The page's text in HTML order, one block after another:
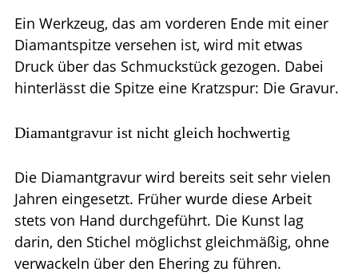
Ein Werkzeug, das am vorderen Ende mit einer
Diamantspitze versehen ist, wird mit etwas
Druck über das Schmuckstück gezogen. Dabei
hinterlässt die Spitze eine Kratzspur: Die Gravur.
Diamantgravur ist nicht gleich hochwertig
Die Diamantgravur wird bereits seit sehr vielen
Jahren eingesetzt. Früher wurde diese Arbeit
stets von Hand durchgeführt. Die Kunst lag
darin, den Stichel möglichst gleichmäßig, ohne
verwackeln über den Ehering zu führen.